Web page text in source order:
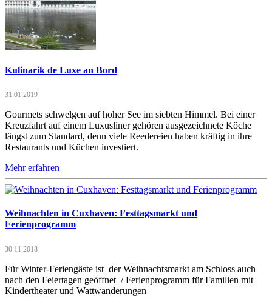
Kulinarik de Luxe an Bord
31.01.2019
Gourmets schwelgen auf hoher See im siebten Himmel. Bei einer
Kreuzfahrt auf einem Luxusliner gehören ausgezeichnete Köche
längst zum Standard, denn viele Reedereien haben kräftig in ihre
Restaurants und Küchen investiert.
Mehr erfahren
Weihnachten in Cuxhaven: Festtagsmarkt und
Ferienprogramm
30.11.2018
Für Winter-Feriengäste ist der Weihnachtsmarkt am Schloss auch
nach den Feiertagen geöffnet / Ferienprogramm für Familien mit
Kindertheater und Wattwanderungen